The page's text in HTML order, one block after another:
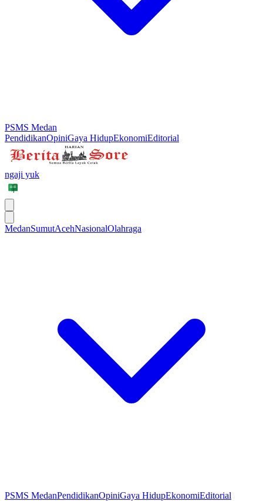
PSMS Medan
PendidikanOpiniGaya HidupEkonomiEditorial
ngaji yuk
MedanSumutAcehNasionalOlahraga
PSMS MedanPendidikanOpiniGaya HidupEkonomiEditorial